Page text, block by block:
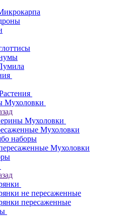
Мухоловки
Мухоловки
Мухоловки
наборы
Мухоловки
не пересаженные
пересаженные